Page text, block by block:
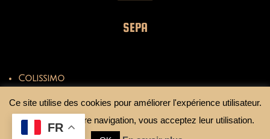
SEPA
Colissimo
Ce site utilise des cookies pour améliorer l'expérience utilisateur.
En continuant votre navigation, vous acceptez leur utilisation.
FR